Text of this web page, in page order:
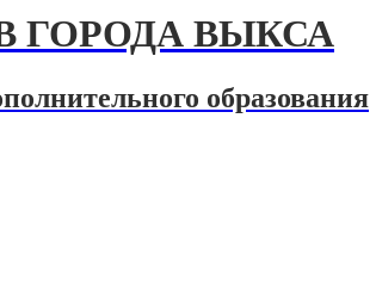
ГОРОДА ВЫКСА
образования